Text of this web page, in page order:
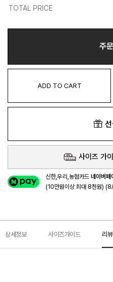
TOTAL PRICE
주
ADD TO CART
선
사이즈 가
신한,우리,농협카드네이버
(10만원이상 최대 8천원)
상세정보 사이즈가이드 리